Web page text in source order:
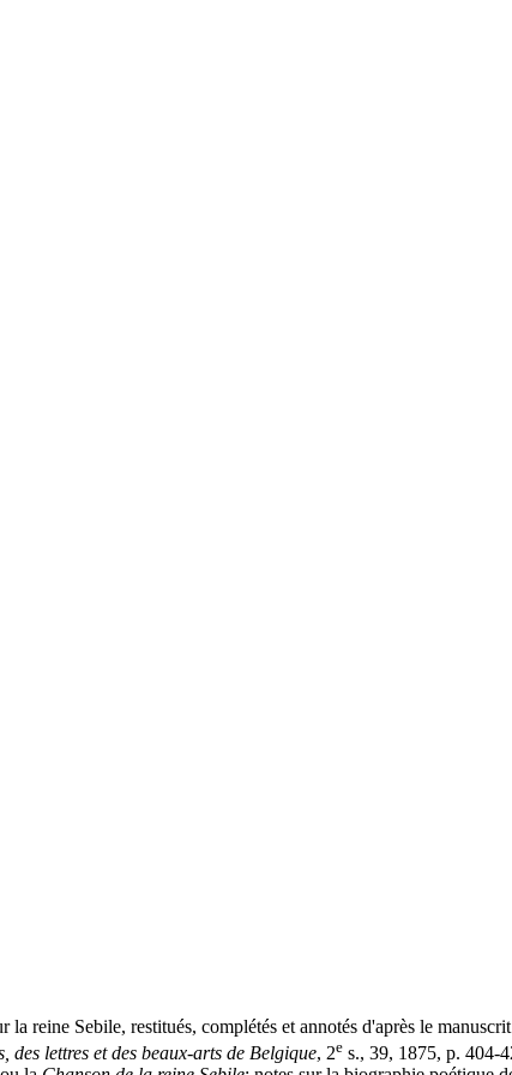
la reine Sebile, restitués, complétés et annotés d'après le
des lettres et des beaux-arts de Belgique, 2e s., 39, 1875, p. 404-